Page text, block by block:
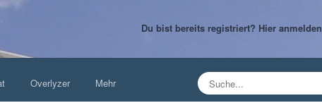
Du bist bereits registriert? Hier anmelden
Overlyzer Mehr